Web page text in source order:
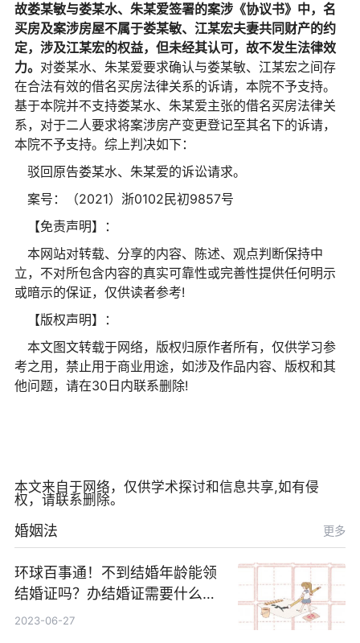
故娄某敏与娄某水、朱某爱签署的案涉《协议书》中，名
买房及案涉房屋不属于娄某敏、江某宏夫妻共同财产的约
定，涉及江某宏的权益，但未经其认可，故不发生法律效
力。 对娄某水、朱某爱要求确认与娄某敏、江某宏之间存
在合法有效的借名买房法律关系的诉请，本院不予支持。
基于本院并不支持娄某水、朱某爱主张的借名买房法律关
系，对于二人要求将案涉房产变更登记至其名下的诉请，
本院不予支持。综上判决如下：
驳回原告娄某水、朱某爱的诉讼请求。
案号：（2021）浙0102民初9857号
【免责声明】：
本网站对转载、分享的内容、陈述、观点判断保持中
立，不对所包含内容的真实可靠性或完善性提供任何明示
或暗示的保证，仅供读者参考!
【版权声明】：
本文图文转载于网络，版权归原作者所有，仅供学习参
考之用，禁止用于商业用途，如涉及作品内容、版权和其
他问题，请在30日内联系删除!
本文来自于网络，仅供学术探讨和信息共享,如有侵
权，请联系删除。
婚姻法 更多
环球百事通！不到结婚年龄能领
结婚证吗？办结婚证需要什么材
料？没结婚孩子怎么上户口？
2023-06-27